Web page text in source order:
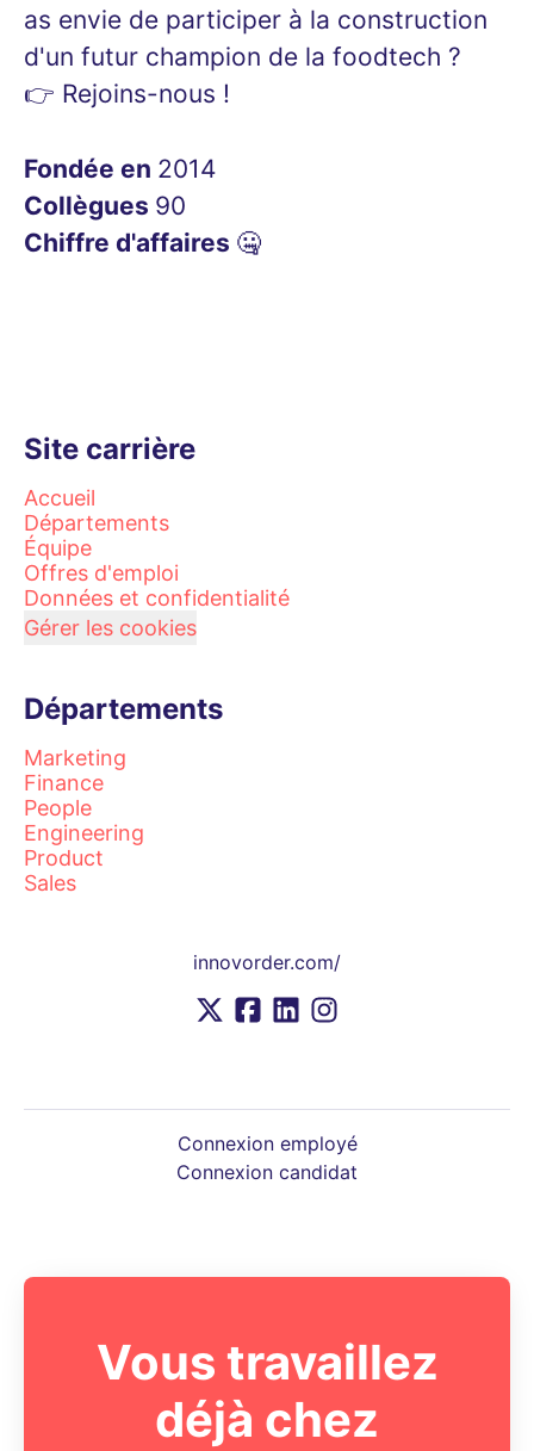
as envie de participer à la construction
d'un futur champion de la foodtech ?
👉 Rejoins-nous !
Fondée en 2014
Collègues 90
Chiffre d'affaires 🤐
Site carrière
Accueil
Départements
Équipe
Offres d'emploi
Données et confidentialité
Gérer les cookies
Départements
Marketing
Finance
People
Engineering
Product
Sales
innovorder.com/
Connexion employé
Connexion candidat
Vous travaillez
déjà chez